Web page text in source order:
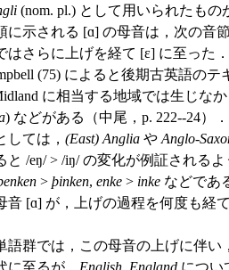
(nom. pl.) として用いられたも
示される [ɑ] の母音は，次の音
はさらに上げを経て [ɛ] に至った
(75) によると後期古英語の
に相当する地域では生じな
) などがある（中尾，p. 222--24）
しては， (East) Anglia や Anglo-
/eŋ/ > /iŋ/ の変化が例証される
> þinken, enke > inke などであ
音 [ɑ] が，上げの過程を何度も経
群では，この母音の上げに伴い